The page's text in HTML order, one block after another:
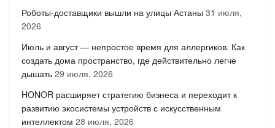
Роботы-доставщики вышли на улицы Астаны 31 июля,
2026
Июль и август — непростое время для аллергиков. Как
создать дома пространство, где действительно легче
дышать 29 июля, 2026
HONOR расширяет стратегию бизнеса и переходит к
развитию экосистемы устройств с искусственным
интеллектом 28 июля, 2026